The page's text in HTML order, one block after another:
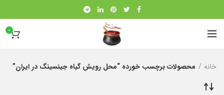
0
خانه محصولات برچسب خورده “محل رویش گیاه جینسینگ در ایران”